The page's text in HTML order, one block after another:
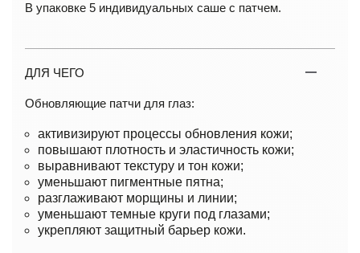
В упаковке 5 индивидуальных саше с патчем.
ДЛЯ ЧЕГО
Обновляющие патчи для глаз:
активизируют процессы обновления кожи;
повышают плотность и эластичность кожи;
выравнивают текстуру и тон кожи;
уменьшают пигментные пятна;
разглаживают морщины и линии;
уменьшают темные круги под глазами;
укрепляют защитный барьер кожи.